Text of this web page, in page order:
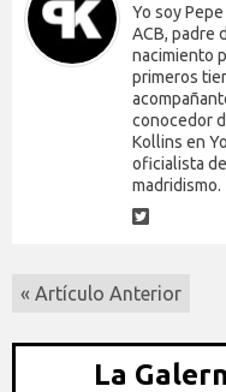
Yo soy
ACB, padre
nacimiento
primeros
conocedor
Kollins en
oficialista
madridismo.
« Artículo Anterior
La